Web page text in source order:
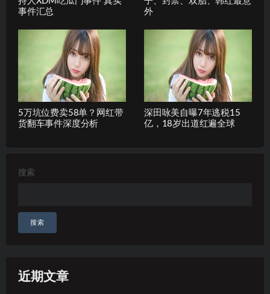
事件汇总
外
5万坑位费卖58单？网红带
货翻车事件深度分析
深田咏美自曝7年逃税15
亿，18岁出道红遍全球
搜索
搜索
近期文章